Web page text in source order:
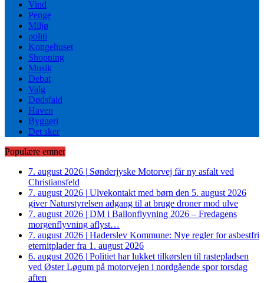
Vind
Penge
Miljø
politi
Kongehuset
Shopping
Musik
Debat
Valg
Dødsfald
Haven
Byggeri
Det sker
Populære emner
7. august 2026 | Sønderjyske Motorvej får ny asfalt ved
Christiansfeld
7. august 2026 | Ulvekontakt med børn den 5. august 2026
giver Naturstyrelsen adgang til at bruge droner mod ulve
7. august 2026 | DM i Ballonflyvning 2026 – Fredagens
morgenflyvning aflyst…
7. august 2026 | Haderslev Kommune: Nye regler for asbestfri
eternitplader fra 1. august 2026
6. august 2026 | Politiet har lukket tilkørslen til rastepladsen
ved Øster Løgum på motorvejen i nordgående spor torsdag
aften